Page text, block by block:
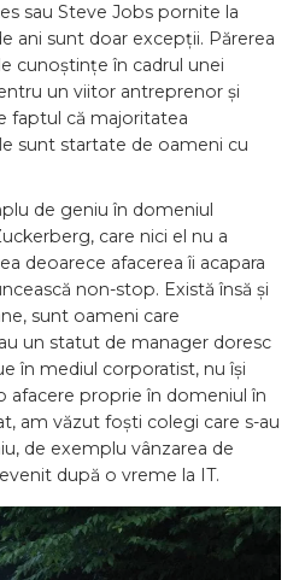
sau Steve Jobs pornite la
ani sunt doar excepții. Părerea
cunoștințe în cadrul unei
un viitor antreprenor și
faptul că majoritatea
sunt startate de oameni cu
de geniu în domeniul
care nici el nu a
deoarece afacerea îi acapara
non-stop. Există însă și
sunt oameni care
un statut de manager doresc
în mediul corporatist, nu își
afacere proprie în domeniul în
am văzut foști colegi care s-au
de exemplu vânzarea de
după o vreme la IT.